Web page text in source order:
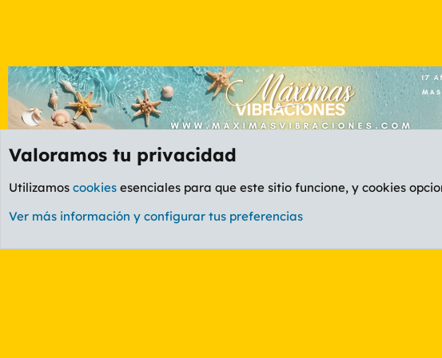
Valoramos tu privacidad
Utilizamos cookies esenciales para que este sitio funcione, y cookies
Ver más información y configurar tus preferencias